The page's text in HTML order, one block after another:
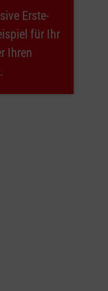
Erste-
für Ihr
Ihren